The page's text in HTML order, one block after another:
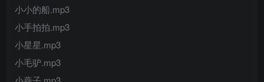
小小的船.mp3
小手拍拍.mp3
小星星.mp3
小毛驴.mp3